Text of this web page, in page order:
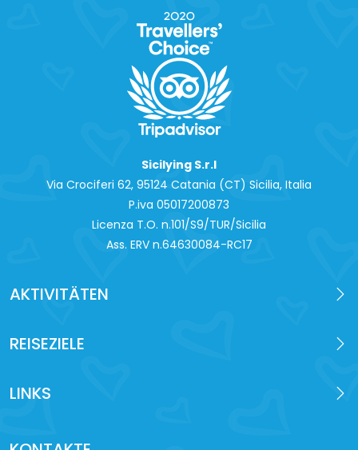
Sicilying S.r.l
Via Crociferi 62, 95124 Catania (CT) Sicilia, Italia
P.iva 0‍5017200873
Licenza T.O. n.101/S9/TUR/Sicilia
Ass. ERV n.64630084-RC17
AKTIVITÄTEN
REISEZIELE
LINKS